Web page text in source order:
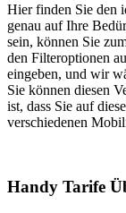
Hier finden Sie den
genau auf Ihre
sein, können Sie
den Filteroptionen
eingeben, und wir
Sie können diesen
ist, dass Sie auf
verschiedenen
Handy Tarife